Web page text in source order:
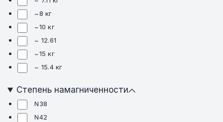
~8 кг
~10 кг
~ 12.61
~15 кг
~ 15.4 кг
Степень намагниченности
N38
N42